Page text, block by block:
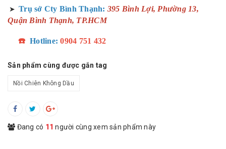
➤ Trụ sở Cty Bình Thạnh: 395 Bình Lợi, Phường 13,
Quận Bình Thạnh, TP.HCM
☎️ Hotline: 0904 751 432
Sản phẩm cùng được gắn tag
Nồi Chiên Không Dầu
Đang có 11 người cùng xem sản phẩm này